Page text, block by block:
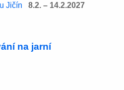
Jičín 8.2. – 14.2.2027
na jarní